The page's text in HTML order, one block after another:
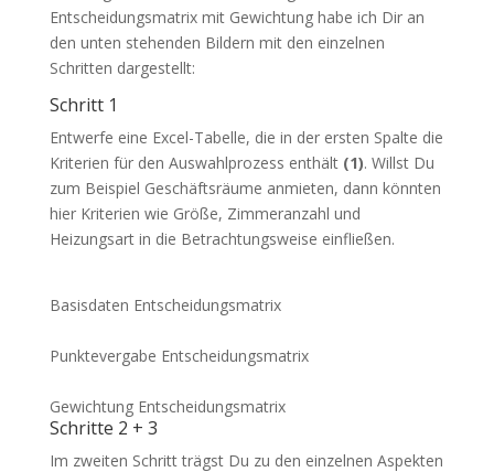
Entscheidungsmatrix mit Gewichtung habe ich Dir an
den unten stehenden Bildern mit den einzelnen
Schritten dargestellt:
Schritt 1
Entwerfe eine Excel-Tabelle, die in der ersten Spalte die
Kriterien für den Auswahlprozess enthält (1). Willst Du
zum Beispiel Geschäftsräume anmieten, dann könnten
hier Kriterien wie Größe, Zimmeranzahl und
Heizungsart in die Betrachtungsweise einfließen.
Basisdaten Entscheidungsmatrix
Punktevergabe Entscheidungsmatrix
Gewichtung Entscheidungsmatrix
Schritte 2 + 3
Im zweiten Schritt trägst Du zu den einzelnen Aspekten